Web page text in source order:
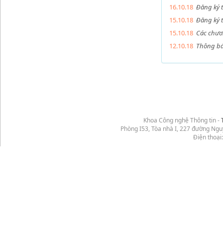
16.10.18 Đăng ký
15.10.18 Đăng ký
15.10.18 Các
12.10.18 Thông
Khoa Công nghệ Thông tin -
Phòng I53, Tòa nhà I, 227 đường
Điện